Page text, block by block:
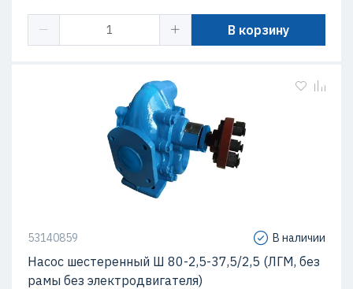
В корзину
53140859 В наличии
Насос шестеренный Ш 80-2,5-37,5/2,5 (ЛГМ, без
рамы без электродвигателя)